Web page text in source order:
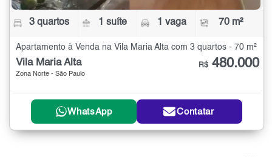
3 quartos 1 suíte 1 vaga 70 m²
Apartamento à Venda na Vila Maria Alta com 3 quartos - 70 m²
Vila Maria Alta
Zona Norte - São Paulo
R$ 480.000
WhatsApp Contatar